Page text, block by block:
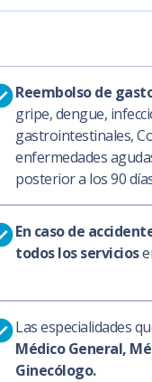
Reembolso de
gripe, dengue,
gastrointestinales,
enfermedades
posterior a los 90
En caso de
todos los servicios
Las especialidades
Médico General,
Ginecólogo.